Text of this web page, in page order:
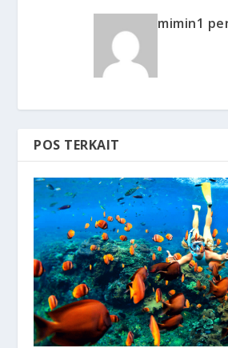
mimin1
POS TERKAIT